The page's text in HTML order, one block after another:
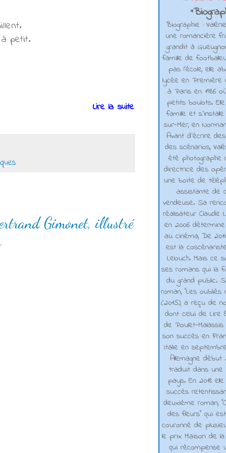
petit.
Lire la suite
Gimonet, illustré
*
Biographie :
une romancière
grandit à
famille de
pas l'école, elle
lycée en
à Paris en 1986
petits boulots.
famille et
sur-Mer, en
Avant d’écrire
des scénarios,
été photographe
directrice des
une boite de
assistante de
vendeuse. Sa
réalisateur Claude
en 2006
au cinéma, De
est la
Lelouch. Mais ce
ses romans qui la
du grand public.
roman, "Les oubliés
(2015), a reçu de
dont celui de Lire
de Poulet-
son succès en
Italie en
Allemagne début
traduit dans une
pays. En 2018
succès
deuxième roman,
des fleurs" qui
couronné de
le prix Maison de la
qui récompense